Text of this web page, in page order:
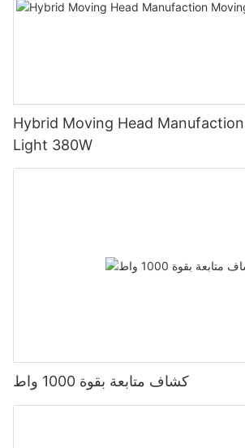
Hybrid Moving Head
Light 380W
كشاف متابعة بقوة 1000 واط